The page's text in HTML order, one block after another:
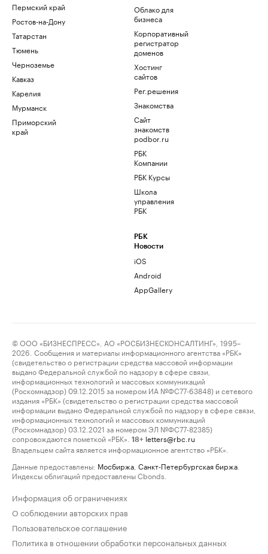
Пермский край
Ростов-на-Дону
Татарстан
Тюмень
Черноземье
Кавказ
Карелия
Мурманск
Приморский
край
Облако для
бизнеса
Корпоративный
регистратор
доменов
Хостинг
сайтов
Рег.решения
Знакомства
Сайт
знакомств
podbor.ru
РБК
Компании
РБК Курсы
Школа
управления
РБК
РБК
Новости
iOS
Android
AppGallery
© ООО «БИЗНЕСПРЕСС», АО «РОСБИЗНЕСКОНСАЛТИНГ», 1995–
2026. Сообщения и материалы информационного агентства «РБК»
(свидетельство о регистрации средства массовой информации
выдано Федеральной службой по надзору в сфере связи,
информационных технологий и массовых коммуникаций
(Роскомнадзор) 09.12.2015 за номером ИА №ФС77-63848) и сетевого
издания «РБК» (свидетельство о регистрации средства массовой
информации выдано Федеральной службой по надзору в сфере связи,
информационных технологий и массовых коммуникаций
(Роскомнадзор) 03.12.2021 за номером ЭЛ №ФС77-82385)
сопровождаются пометкой «РБК».
18+ letters@rbc.ru
Владельцем сайта является информационное агентство «РБК».
Данные предоставлены: Мосбиржа Санкт-Петербургская биржа
Индексы облигаций предоставлены Cbonds.
Информация об ограничениях
О соблюдении авторских прав
Пользовательское соглашение
Политика в отношении обработки персональных данных